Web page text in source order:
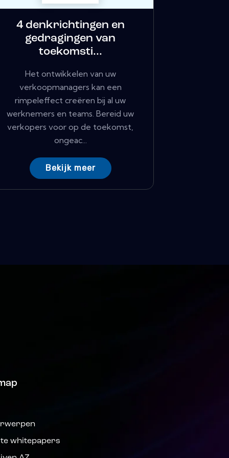
4 denkrichtingen en
gedragingen van
toekomsti...
Het ontwikkelen van uw
verkoopmanagers kan een
rimpeleffect creëren bij al uw
werknemers en teams. Bereid uw
verkopers voor op de toekomst,
ongeac...
Bekijk meer
whitepapers